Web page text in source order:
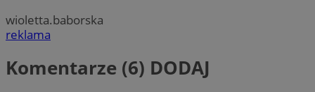
wioletta.baborska
reklama
Komentarze (6) DODAJ